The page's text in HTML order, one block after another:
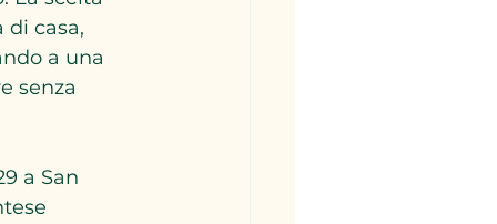
di casa,
a una
senza
a San